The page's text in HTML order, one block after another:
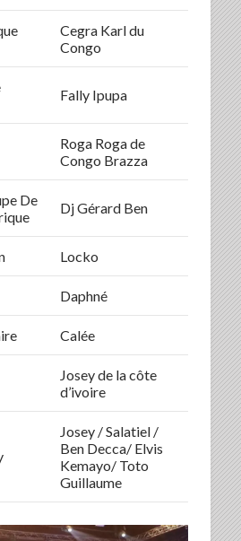
Cegra Karl du
Congo
Fally Ipupa
Roga Roga de
Congo Brazza
De
Dj Gérard Ben
Locko
Daphné
Calée
Josey de la côte
d’ivoire
Josey / Salatiel /
Ben Decca/ Elvis
Kemayo/ Toto
Guillaume